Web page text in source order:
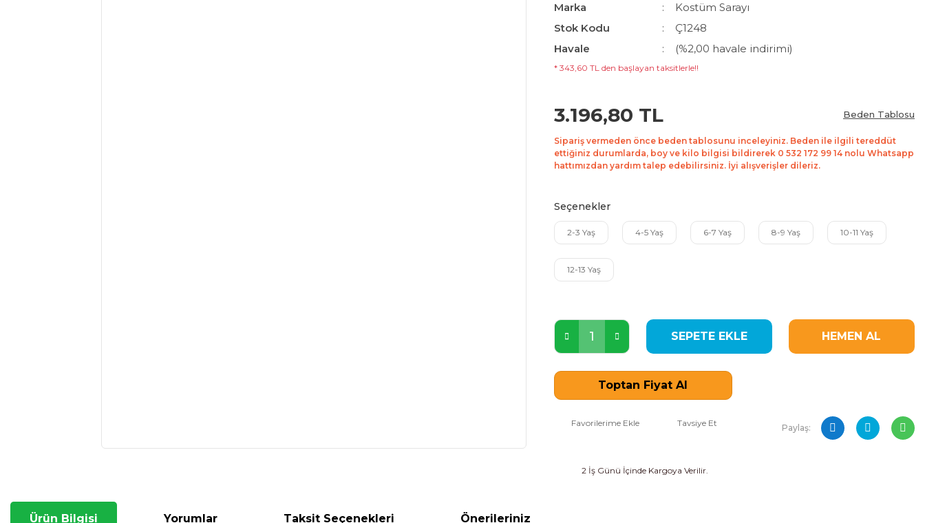
Marka
Kostüm Sarayı
Stok Kodu
Ç1248
Havale
(%2,00 havale indirimi)
* 343,60 TL den başlayan taksitlerle!!
3.196,80 TL Beden Tablosu
Sipariş vermeden önce beden tablosunu inceleyiniz. Beden ile ilgili tereddüt
ettiğiniz durumlarda, boy ve kilo bilgisi bildirerek 0 532 172 99 14 nolu Whatsapp
hattımızdan yardım talep edebilirsiniz. İyi alışverişler dileriz.
Seçenekler
2-3 Yaş 4-5 Yaş 6-7 Yaş 8-9 Yaş 10-11 Yaş
12-13 Yaş
SEPETE EKLE HEMEN AL
Toptan Fiyat Al
Tavsiye Et Paylaş:
2 İş Günü İçinde Kargoya Verilir.
Ürün Bilgisi Yorumlar Taksit Seçenekleri Önerileriniz